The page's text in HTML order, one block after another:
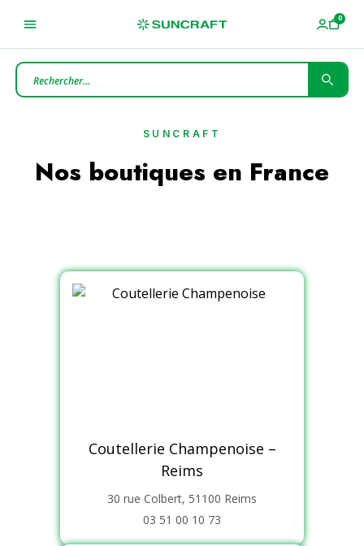
SUNCRAFT
Nos boutiques en France
Coutellerie Champenoise –
Reims
30 rue Colbert, 51100 Reims
03 51 00 10 73